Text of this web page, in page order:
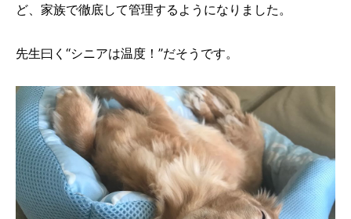
ど、家族で徹底して管理するようになりました。
先生曰く“シニアは温度！”だそうです。